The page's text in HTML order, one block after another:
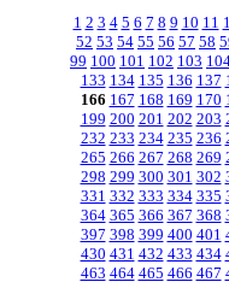
1 2 3 4 5 6 7 8 9 10 11
52 53 54 55 56 57 58
99 100 101 102 103
133 134 135 136 137
166 167 168 169 170
199 200 201 202 203
232 233 234 235 236
265 266 267 268 269
298 299 300 301 302
331 332 333 334 335
364 365 366 367 368
397 398 399 400 401
430 431 432 433 434
463 464 465 466 467